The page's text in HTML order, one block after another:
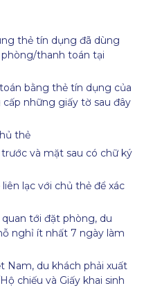
thẻ tín dụng đã dùng
thanh toán tại
bằng thẻ tín dụng của
những giấy tờ sau đây
thẻ
và mặt sau có chữ ký
lạc với chủ thẻ để xác
tới đặt phòng, du
nghỉ ít nhất 7 ngày làm
Nam, du khách phải xuất
chiếu và Giấy khai sinh